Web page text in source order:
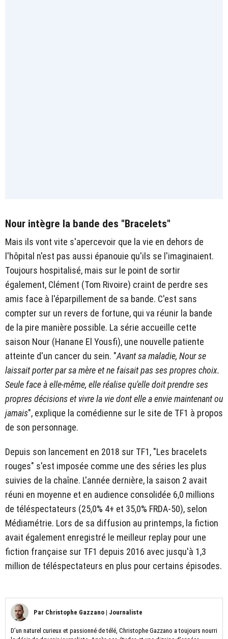
Nour intègre la bande des "Bracelets"
Mais ils vont vite s'apercevoir que la vie en dehors de
l'hôpital n'est pas aussi épanouie qu'ils se l'imaginaient.
Toujours hospitalisé, mais sur le point de sortir
également, Clément (Tom Rivoire) craint de perdre ses
amis face à l'éparpillement de sa bande. C'est sans
compter sur un revers de fortune, qui va réunir la bande
de la pire manière possible. La série accueille cette
saison Nour (Hanane El Yousfi), une nouvelle patiente
atteinte d'un cancer du sein. "Avant sa maladie, Nour se
laissait porter par sa mère et ne faisait pas ses propres choix.
Seule face à elle-même, elle réalise qu'elle doit prendre ses
propres décisions et vivre la vie dont elle a envie maintenant ou
jamais", explique la comédienne sur le site de TF1 à propos
de son personnage.
Depuis son lancement en 2018 sur TF1, "Les bracelets
rouges" s'est imposée comme une des séries les plus
suivies de la chaîne. L'année dernière, la saison 2 avait
réuni en moyenne et en audience consolidée 6,0 millions
de téléspectateurs (25,0% 4+ et 35,0% FRDA-50), selon
Médiamétrie. Lors de sa diffusion au printemps, la fiction
avait également enregistré le meilleur replay pour une
fiction française sur TF1 depuis 2016 avec jusqu'à 1,3
million de téléspectateurs en plus pour certains épisodes.
Par Christophe Gazzano | Journaliste
D’un naturel curieux et passionné de télé, Christophe Gazzano a toujours nourri